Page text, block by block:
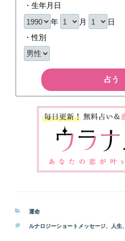
・生年月日
年
月
日
・性別
占う
カ
ゴ
運命
タ
ルナロジーショートメッセージ、 人生、